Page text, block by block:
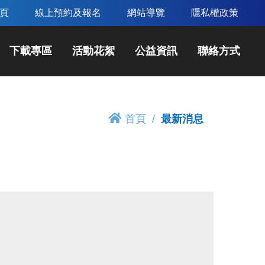
線上預約及報名 網站導覽 隱私權政策
下載專區 活動花絮 公益資訊 聯絡方式
首頁 最新消息